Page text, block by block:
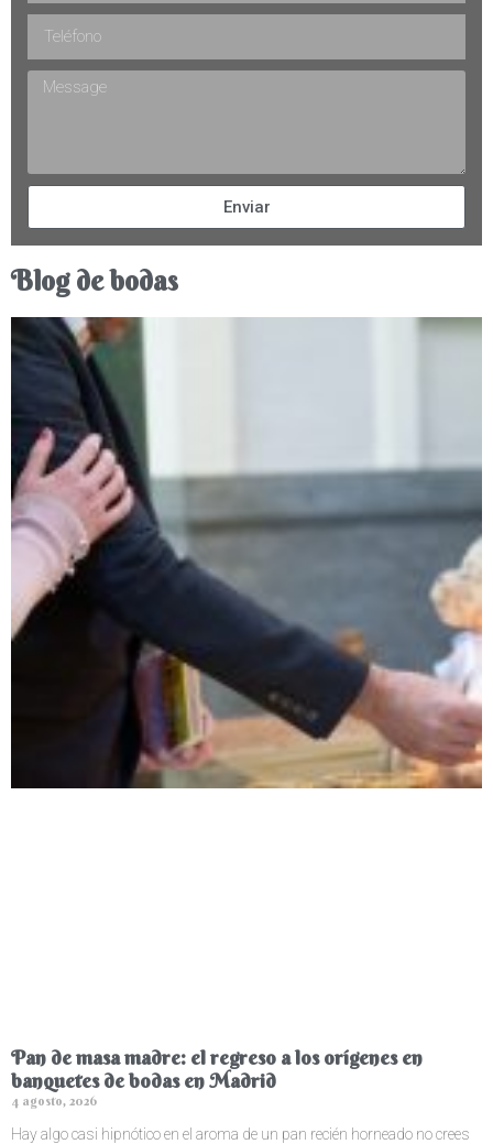
Enviar
Blog de bodas
Pan de masa madre: el regreso a los orígenes en
banquetes de bodas en Madrid
4 agosto, 2026
Hay algo casi hipnótico en el aroma de un pan recién horneado no crees